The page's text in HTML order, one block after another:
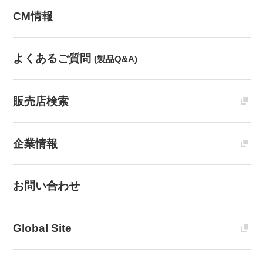
CM情報
よくあるご質問 (製品Q&A)
販売店検索
企業情報
お問い合わせ
Global Site